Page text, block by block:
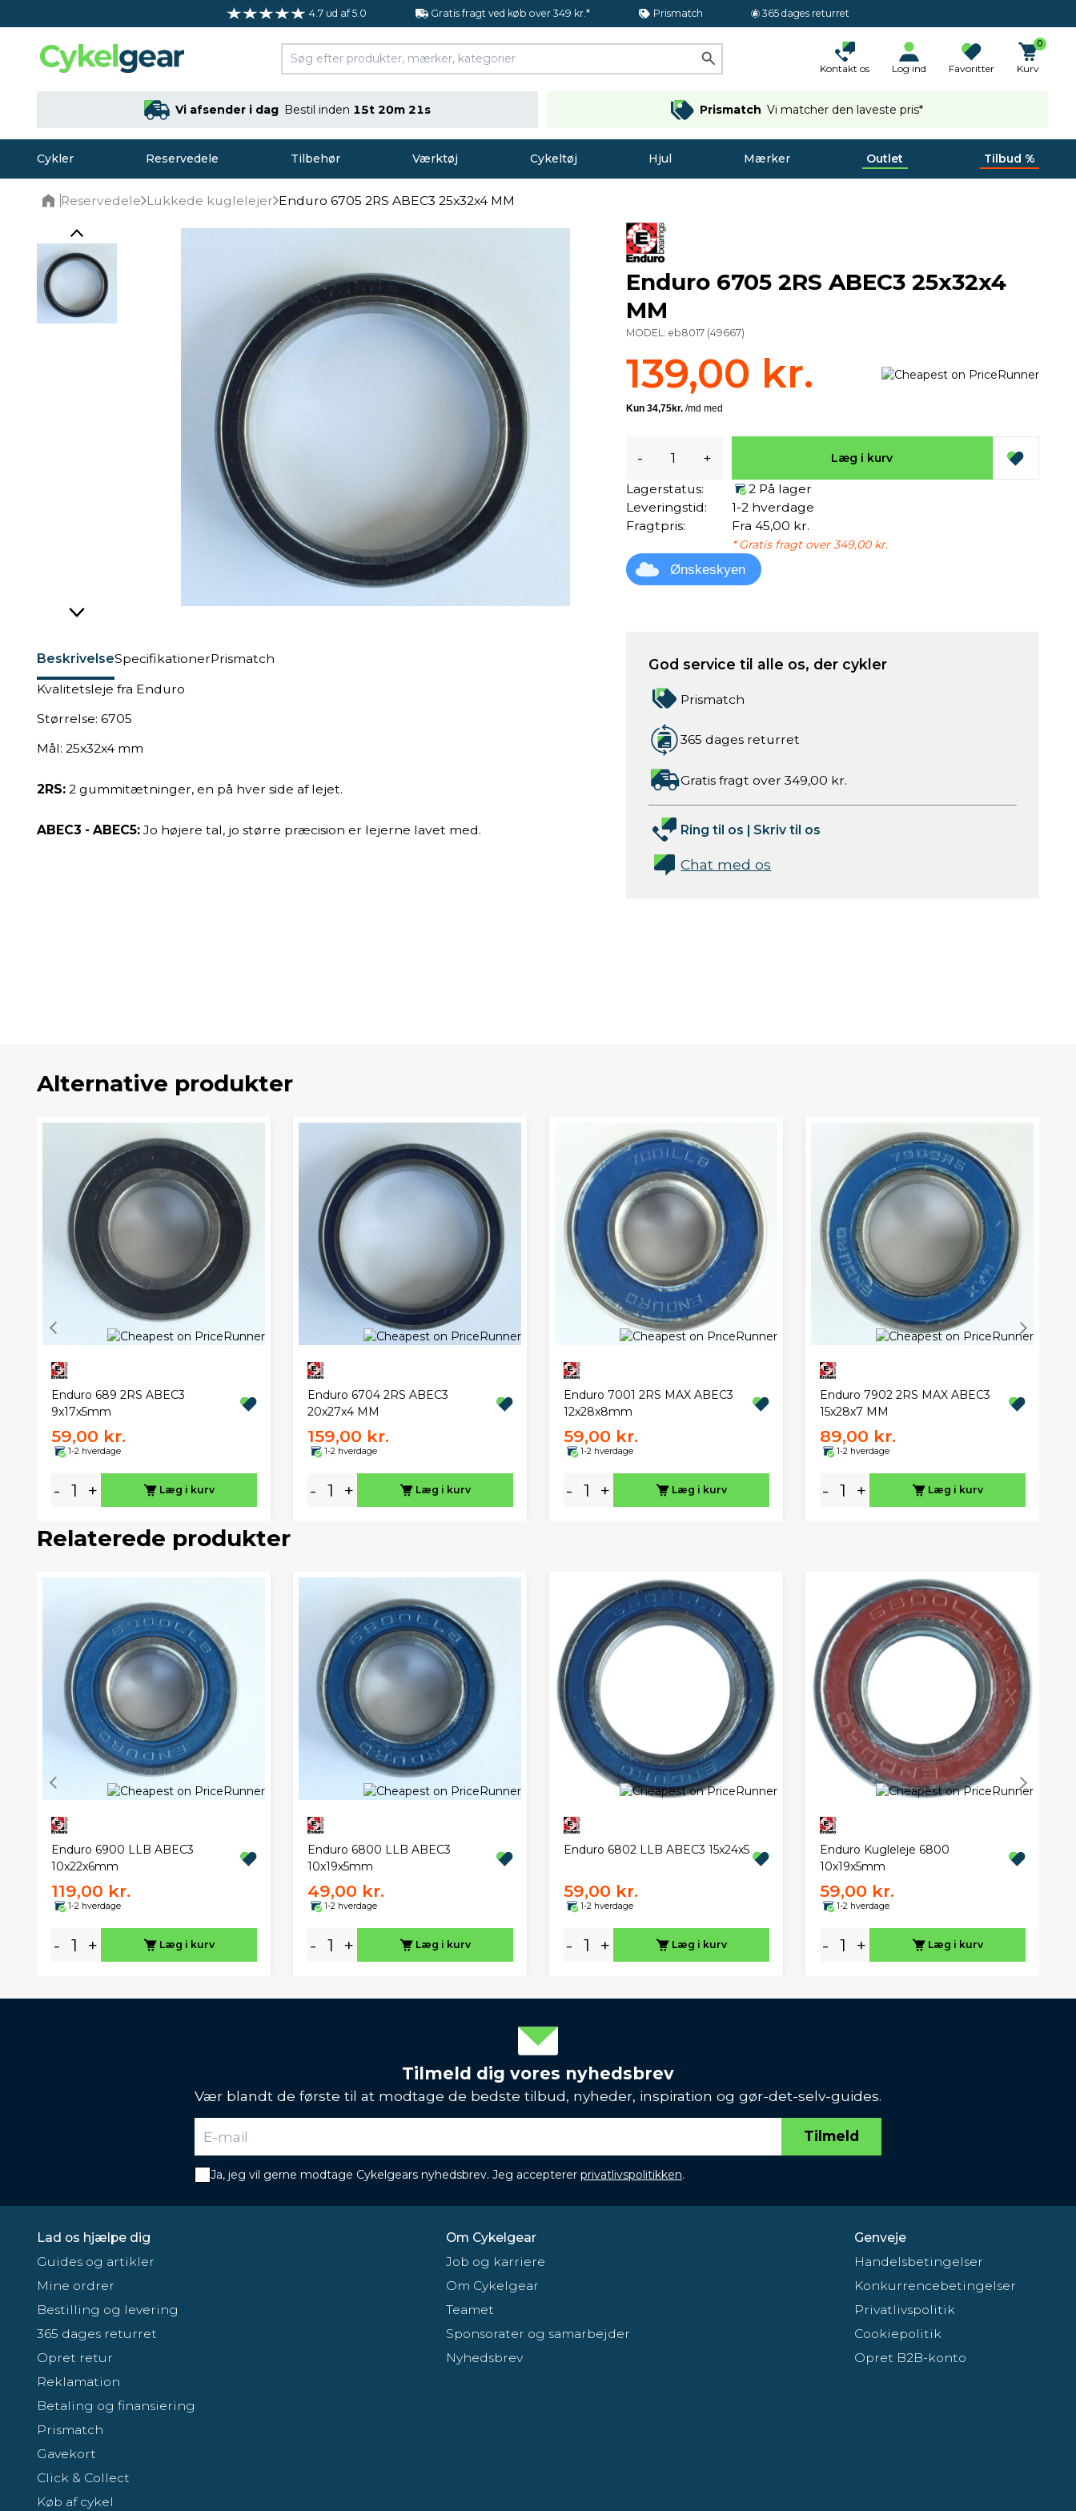
4.7 ud af 5.0 Gratis fragt ved køb over 349 kr.* Prismatch 365 dages returret
Kontakt os Log ind Favoritter
0
Kurv
Vi afsender i dag Bestil inden 15t 20m 20s Prismatch Vi matcher den laveste pris*
Cykler Reservedele Tilbehør Værktøj Cykeltøj Hjul Mærker Outlet Tilbud %
Reservedele Lukkede kuglelejer Enduro 6705 2RS ABEC3 25x32x4 MM
BeskrivelseSpecifikationerPrismatch
Kvalitetsleje fra Enduro
Størrelse: 6705
Mål: 25x32x4 mm
2RS: 2 gummitætninger, en på hver side af lejet.
ABEC3 - ABEC5: Jo højere tal, jo større præcision er lejerne lavet med.
Enduro 6705 2RS ABEC3 25x32x4
MM
MODEL:eb8017 (49667)
139,00 kr.
- + Læg i kurv
Lagerstatus:
2 På lager
Leveringstid:
1-2 hverdage
Fragtpris:
Fra 45,00 kr.
* Gratis fragt over 349,00 kr.
Ønskeskyen
God service til alle os, der cykler
Prismatch
365 dages returret
Gratis fragt over 349,00 kr.
Ring til os | Skriv til os
Chat med os
Alternative produkter
Enduro 689 2RS ABEC3
9x17x5mm
59,00 kr.
1-2 hverdage
- + Læg i kurv
Enduro 6704 2RS ABEC3
20x27x4 MM
159,00 kr.
1-2 hverdage
- + Læg i kurv
Enduro 7001 2RS MAX ABEC3
12x28x8mm
59,00 kr.
1-2 hverdage
- + Læg i kurv
Enduro 7902 2RS MAX ABEC3
15x28x7 MM
89,00 kr.
1-2 hverdage
- + Læg i kurv
Relaterede produkter
Enduro 6900 LLB ABEC3
10x22x6mm
119,00 kr.
1-2 hverdage
- + Læg i kurv
Enduro 6800 LLB ABEC3
10x19x5mm
49,00 kr.
1-2 hverdage
- + Læg i kurv
Enduro 6802 LLB ABEC3 15x24x5
59,00 kr.
1-2 hverdage
- + Læg i kurv
Enduro Kugleleje 6800
10x19x5mm
59,00 kr.
1-2 hverdage
- + Læg i kurv
Tilmeld dig vores nyhedsbrev
Vær blandt de første til at modtage de bedste tilbud, nyheder, inspiration og gør-det-selv-guides.
Tilmeld
Ja, jeg vil gerne modtage Cykelgears nyhedsbrev. Jeg accepterer privatlivspolitikken.
Lad os hjælpe dig
Guides og artikler
Mine ordrer
Bestilling og levering
365 dages returret
Opret retur
Reklamation
Betaling og finansiering
Prismatch
Gavekort
Click & Collect
Køb af cykel
Om Cykelgear
Job og karriere
Om Cykelgear
Teamet
Sponsorater og samarbejder
Nyhedsbrev
Genveje
Handelsbetingelser
Konkurrencebetingelser
Privatlivspolitik
Cookiepolitik
Opret B2B-konto